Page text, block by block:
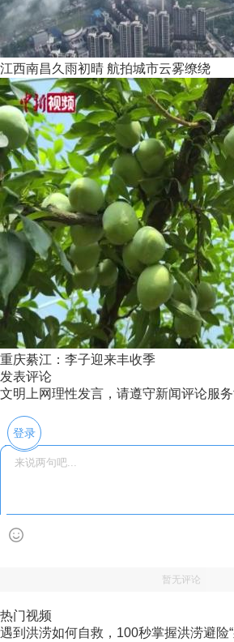
江西南昌久雨初晴 航拍城市云雾缭绕
重庆綦江：李子迎来丰收季
发表评论
文明上网理性发言，请遵守新闻评论服
登录
暂无评论
热门视频
遇到洪涝如何自救，100秒掌握洪涝避险“